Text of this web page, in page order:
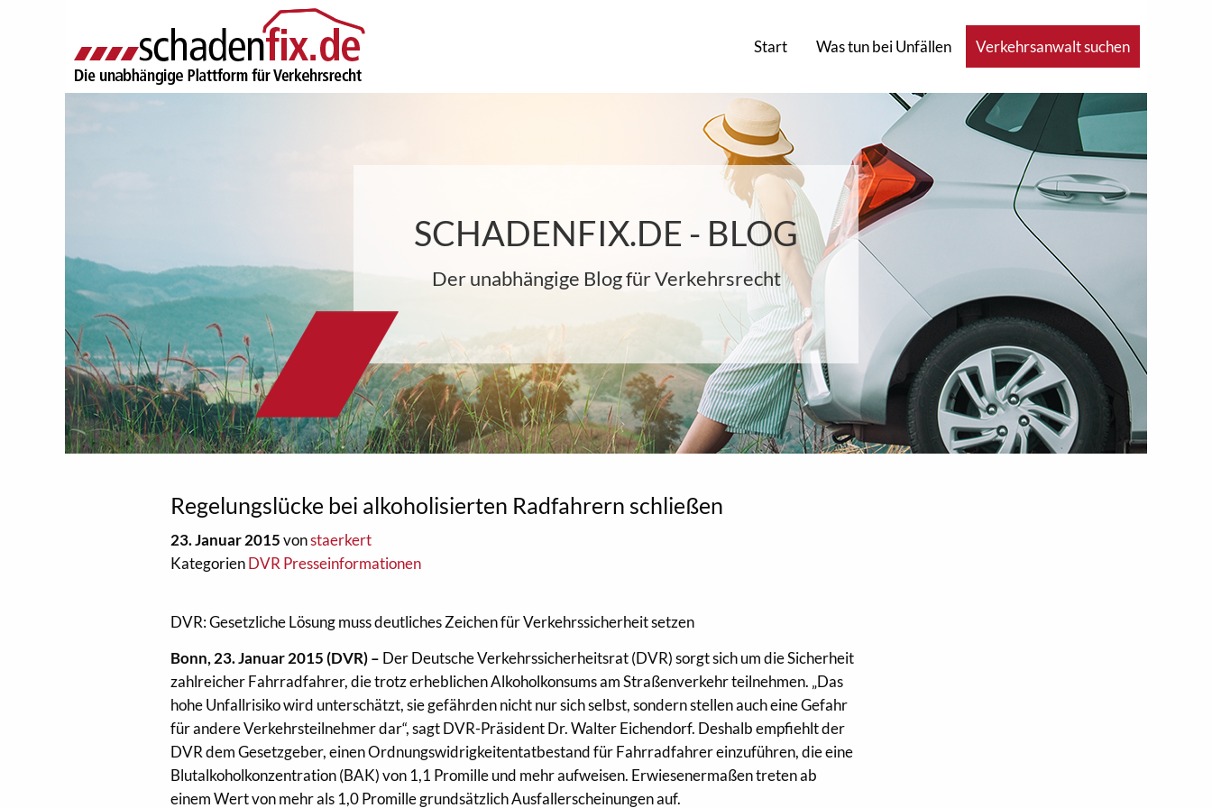
Start Was tun bei Unfällen Verkehrsanwalt suchen
SCHADENFIX.DE - BLOG
Der unabhängige Blog für Verkehrsrecht
Regelungslücke bei alkoholisierten Radfahrern schließen
23. Januar 2015vonstaerkert
KategorienDVR Presseinformationen
DVR: Gesetzliche Lösung muss deutliches Zeichen für Verkehrssicherheit setzen
Bonn, 23. Januar 2015 (DVR) – Der Deutsche Verkehrssicherheitsrat (DVR) sorgt sich um die Sicherheit
zahlreicher Fahrradfahrer, die trotz erheblichen Alkoholkonsums am Straßenverkehr teilnehmen. „Das
hohe Unfallrisiko wird unterschätzt, sie gefährden nicht nur sich selbst, sondern stellen auch eine Gefahr
für andere Verkehrsteilnehmer dar“, sagt DVR-Präsident Dr. Walter Eichendorf. Deshalb empfiehlt der
DVR dem Gesetzgeber, einen Ordnungswidrigkeitentatbestand für Fahrradfahrer einzuführen, die eine
Blutalkoholkonzentration (BAK) von 1,1 Promille und mehr aufweisen. Erwiesenermaßen treten ab
einem Wert von mehr als 1,0 Promille grundsätzlich Ausfallerscheinungen auf.